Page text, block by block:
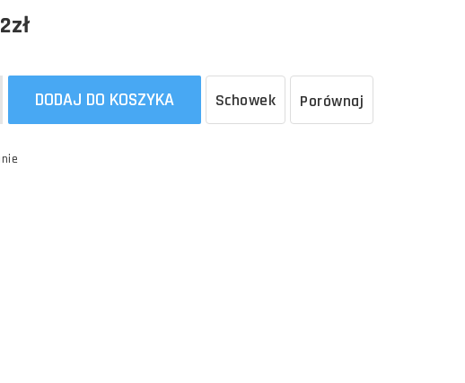
DODAJ DO KOSZYKA Schowek Porównaj